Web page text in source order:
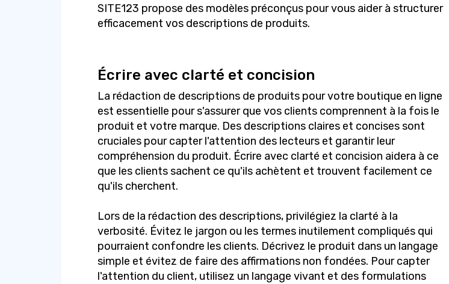
SITE123 propose des modèles préconçus pour vous aider à structurer
efficacement vos descriptions de produits.
Écrire avec clarté et concision
La rédaction de descriptions de produits pour votre boutique en ligne
est essentielle pour s'assurer que vos clients comprennent à la fois le
produit et votre marque. Des descriptions claires et concises sont
cruciales pour capter l'attention des lecteurs et garantir leur
compréhension du produit. Écrire avec clarté et concision aidera à ce
que les clients sachent ce qu'ils achètent et trouvent facilement ce
qu'ils cherchent.
Lors de la rédaction des descriptions, privilégiez la clarté à la
verbosité. Évitez le jargon ou les termes inutilement compliqués qui
pourraient confondre les clients. Décrivez le produit dans un langage
simple et évitez de faire des affirmations non fondées. Pour capter
l'attention du client, utilisez un langage vivant et des formulations